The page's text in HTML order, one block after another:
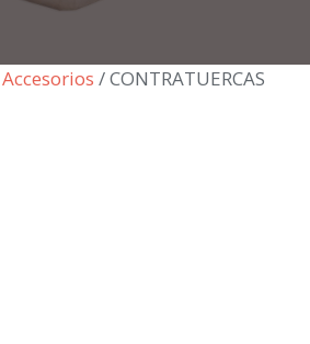
Accesorios / CONTRATUERCAS